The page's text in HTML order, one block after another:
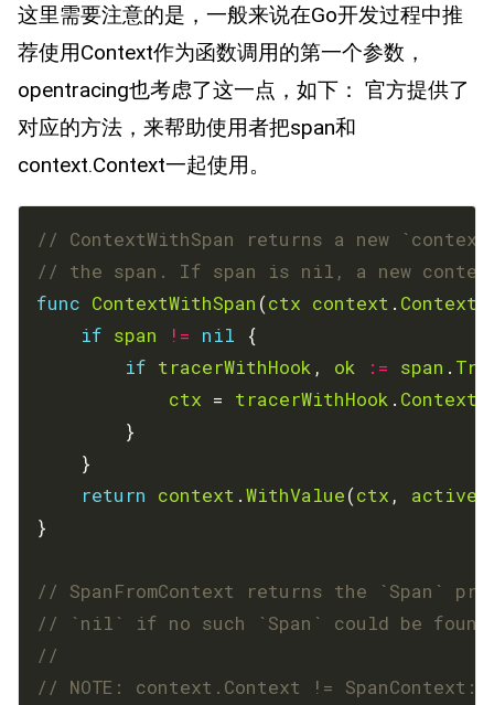
这里需要注意的是，一般来说在Go开发过程中推
荐使用Context作为函数调用的第一个参数，
opentracing也考虑了这一点，如下： 官方提供了
对应的方法，来帮助使用者把span和
context.Context一起使用。
// ContextWithSpan returns a new
// the span. If span is nil, a new
func ContextWithSpan (ctx context . Context
if span != nil
if tracerWithHook , ok := span .
ctx = tracerWithHook .
return context .WithValue(ctx ,
// SpanFromContext returns the `Span`
// `nil` if no such `Span` could be
// NOTE: context.Context !=